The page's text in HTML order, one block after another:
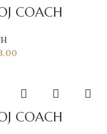
COACH
COACH